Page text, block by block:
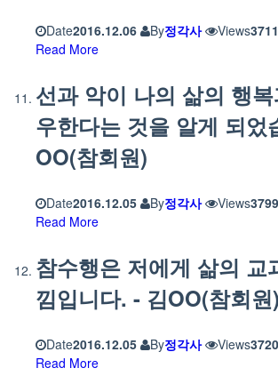
Date2016.12.06 By정각사 Views3711
Read More
선과 악이 나의 삶의 행
우한다는 것을 알게 되었
OO(참회원)
Date2016.12.05 By정각사 Views3799
Read More
참수행은 저에게 삶의 교
낌입니다. - 김OO(참회원)
Date2016.12.05 By정각사 Views3720
Read More